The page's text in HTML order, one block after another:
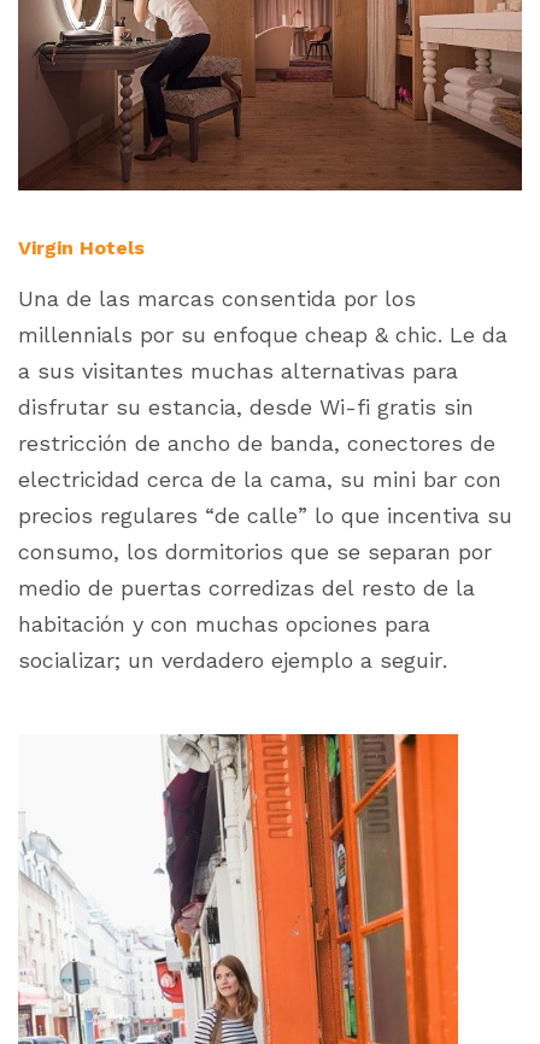
Virgin Hotels
Una de las marcas consentida por los
millennials por su enfoque cheap & chic. Le da
a sus visitantes muchas alternativas para
disfrutar su estancia, desde Wi-fi gratis sin
restricción de ancho de banda, conectores de
electricidad cerca de la cama, su mini bar con
precios regulares “de calle” lo que incentiva su
consumo, los dormitorios que se separan por
medio de puertas corredizas del resto de la
habitación y con muchas opciones para
socializar; un verdadero ejemplo a seguir.